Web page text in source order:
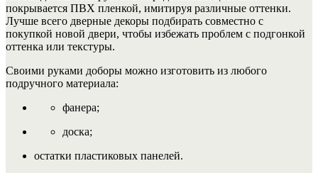
покрывается ПВХ пленкой, имитируя различные оттенки.
Лучше всего дверные декоры подбирать совместно с
покупкой новой двери, чтобы избежать проблем с подгонкой
оттенка или текстуры.
Своими руками доборы можно изготовить из любого
подручного материала:
фанера;
доска;
остатки пластиковых панелей.